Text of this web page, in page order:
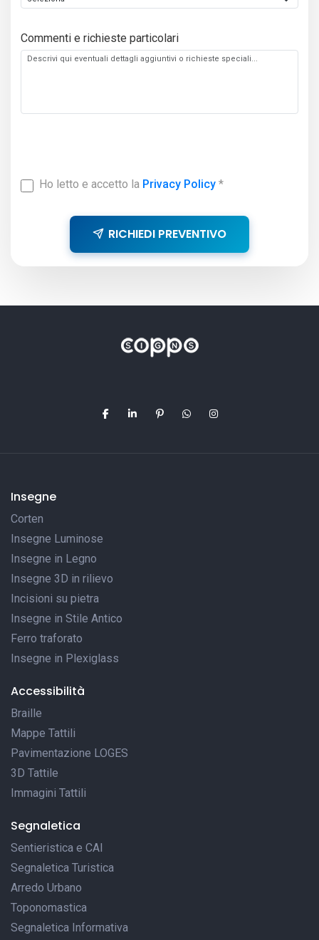
Commenti e richieste particolari
Ho letto e accetto la Privacy Policy*
RICHIEDI PREVENTIVO
Insegne
Corten
Insegne Luminose
Insegne in Legno
Insegne 3D in rilievo
Incisioni su pietra
Insegne in Stile Antico
Ferro traforato
Insegne in Plexiglass
Accessibilità
Braille
Mappe Tattili
Pavimentazione LOGES
3D Tattile
Immagini Tattili
Segnaletica
Sentieristica e CAI
Segnaletica Turistica
Arredo Urbano
Toponomastica
Segnaletica Informativa